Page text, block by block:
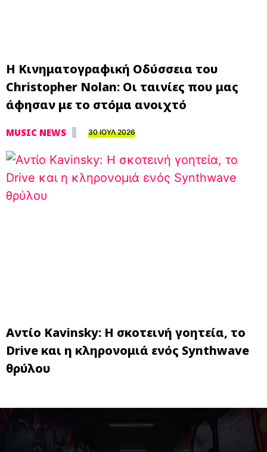
Η Κινηματογραφική Οδύσσεια του
Christopher Nolan: Οι ταινίες που μας
άφησαν με το στόμα ανοιχτό
MUSIC NEWS 30 ΙΟΥΛ 2026
Αντίο Kavinsky: Η σκοτεινή γοητεία, το
Drive και η κληρονομιά ενός Synthwave
θρύλου